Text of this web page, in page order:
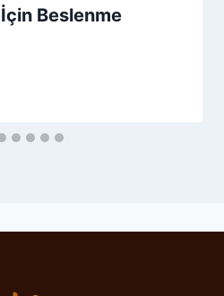
Beslenme